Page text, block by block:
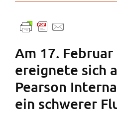
Am 17. Februar
ereignete sich
Pearson
ein schwerer